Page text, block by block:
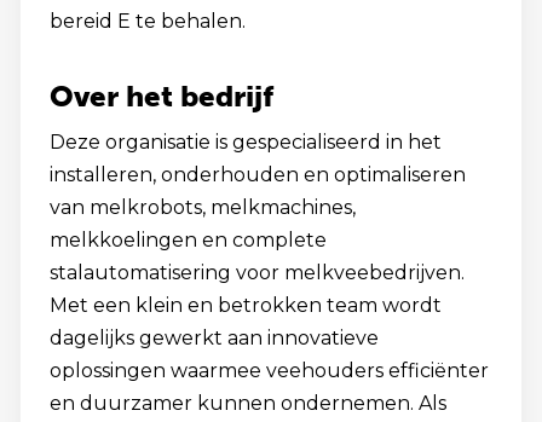
bereid E te behalen.
Over het bedrijf
Deze organisatie is gespecialiseerd in het
installeren, onderhouden en optimaliseren
van melkrobots, melkmachines,
melkkoelingen en complete
stalautomatisering voor melkveebedrijven.
Met een klein en betrokken team wordt
dagelijks gewerkt aan innovatieve
oplossingen waarmee veehouders efficiënter
en duurzamer kunnen ondernemen. Als